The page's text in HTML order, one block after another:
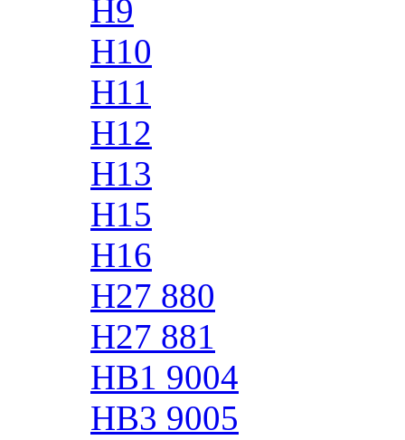
H9
H10
H11
H12
H13
H15
H16
H27 880
H27 881
HB1 9004
HB3 9005